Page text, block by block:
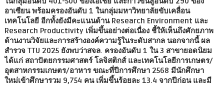
อาเซียน พร้อมครองอันดับ 1 ในกลุ่มมหาวิทยาลัยขับเคลื่อน
เทคโนโลยี อีกทั้งยังมีคะแนนด้าน Research Environment และ
Research Productivity เพิ่มขึ้นอย่างต่อเนื่อง ชี้ให้เห็นถึงศักยภาพ
ด้านงานวิจัยและการสร้างองค์ความรู้ในระดับสากล นอกจากนี้ ผล
สำรวจ TTU 2025 ยังพบว่าสจล. ครองอันดับ 1 ใน 3 สาขายอดนิยม
ได้แก่ สถาปัตยกรรมศาสตร์ โลจิสติกส์ และเทคโนโลยีการเกษตร/
อุตสาหกรรมเกษตร/อาหาร ขณะที่ปีการศึกษา 2568 มีนักศึกษา
ใหม่เข้าศึกษารวม 9,754 คน เพิ่มขึ้นร้อยละ 13.4 จากปีก่อน และมี